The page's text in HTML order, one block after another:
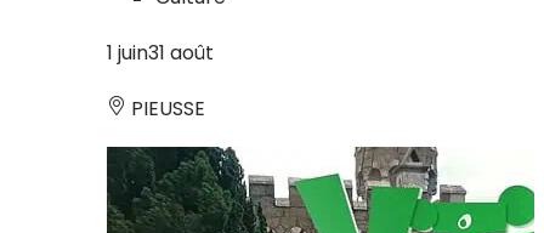
1 juin31 août
PIEUSSE